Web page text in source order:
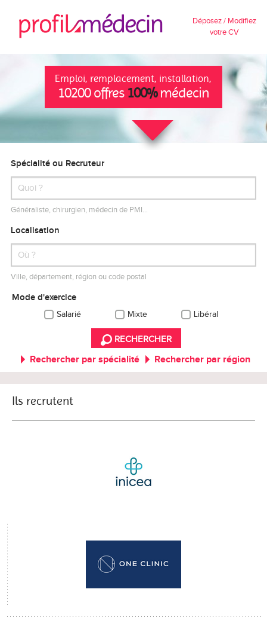
Déposez / Modifiez
votre CV
Emploi, remplacement, installation,
10200 offres 100%médecin
Spécialité ou Recruteur
Généraliste, chirurgien, médecin de PMI…
Localisation
Ville, département, région ou code postal
Mode d'exercice
Salarié Mixte Libéral
RECHERCHER
Rechercher par spécialité Rechercher par région
Ils recrutent